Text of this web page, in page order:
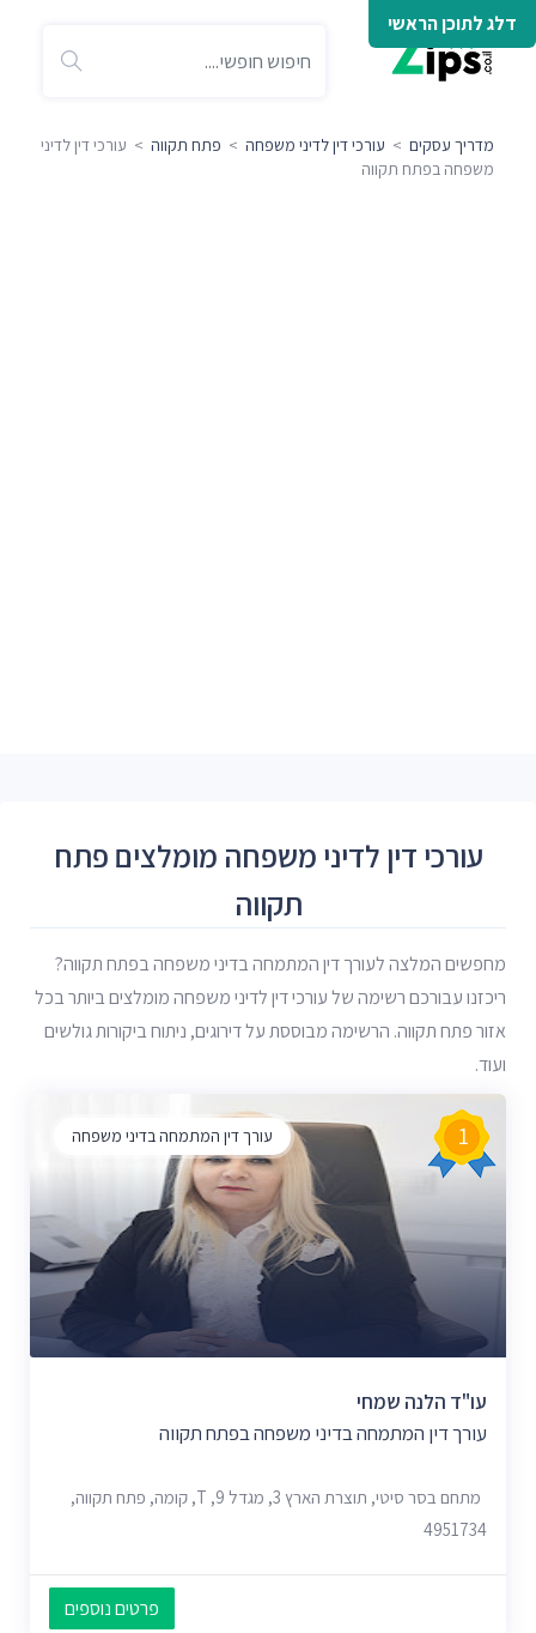
דלג לתוכן הראשי
מדריך עסקים > עורכי דין לדיני משפחה > פתח תקווה > עורכי דין לדיני
משפחה בפתח תקווה
עורכי דין לדיני משפחה מומלצים פתח
תקווה
מחפשים המלצה לעורך דין המתמחה בדיני משפחה בפתח תקווה?
ריכזנו עבורכם רשימה של עורכי דין לדיני משפחה מומלצים ביותר בכל
אזור פתח תקווה. הרשימה מבוססת על דירוגים, ניתוח ביקורות גולשים
ועוד.
עורך דין המתמחה בדיני משפחה 1
עו"ד הלנה שמחי
עורך דין המתמחה בדיני משפחה בפתח תקווה
מתחם בסר סיטי, תוצרת הארץ 3, מגדל 9, T, קומה, פתח תקווה,
4951734
פרטים נוספים